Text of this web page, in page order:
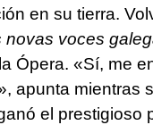
en su tierra.
novas voces
Ópera. «Sí, me
apunta mientras
el prestigioso